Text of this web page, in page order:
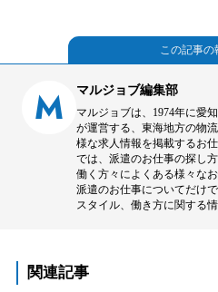
この記事の
M マルジョブ編集部
マルジョブは、1974年に愛
が運営する、東海地方の物
様な求人情報を掲載するお
では、派遣のお仕事の探し
働く方々によくある様々な
派遣のお仕事についてだけ
スタイル、働き方に関する
関連記事